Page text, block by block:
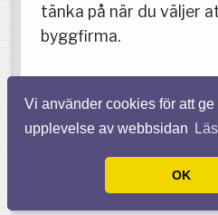
Vi använder cookies för att
upplevelse av webbsidan
OK
tänka på när du väljer
byggfirma.
© 2026